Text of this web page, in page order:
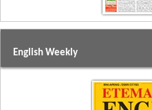
English Weekly